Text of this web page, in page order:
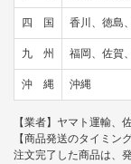
四 国 香川、徳島
九 州 福岡、佐賀
沖 縄 沖縄
【業者】ヤマト運輸、
【商品発送のタイミング
注文完了した商品は、